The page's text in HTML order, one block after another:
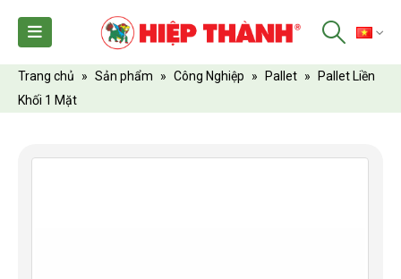
Trang chủ » Sản phẩm » Công Nghiệp » Pallet »
Pallet Liền
Khối 1 Mặt